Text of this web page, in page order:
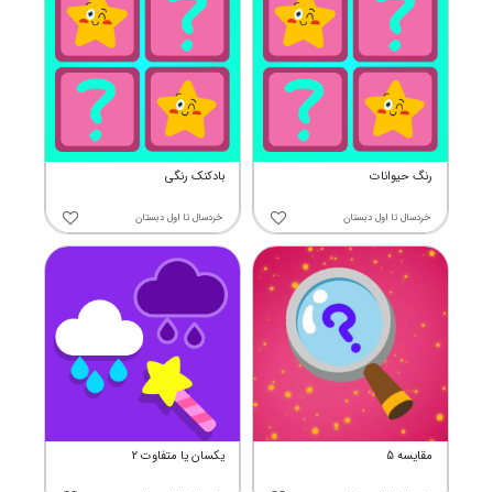
بادکنک رنگی
خردسال تا اول دبستان
رنگ حیوانات
خردسالتا اول دبستان
یکسان یا متفاوت 2 مقایسه 5